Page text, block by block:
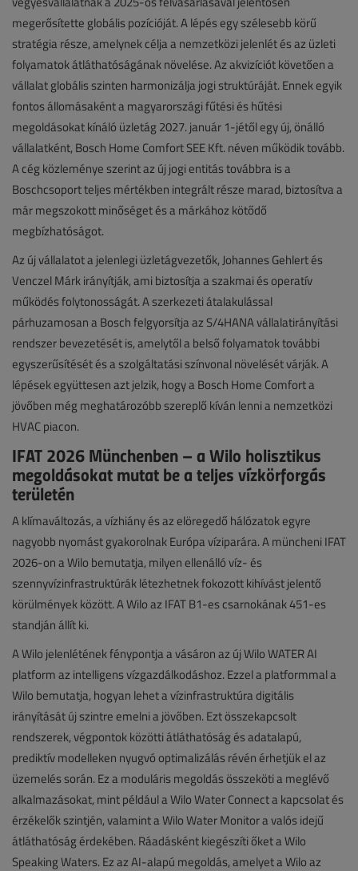
megerősítette globális pozícióját. A lépés egy szélesebb körű
stratégia része, amelynek célja a nemzetközi jelenlét és az üzleti
folyamatok átláthatóságának növelése. Az akvizíciót követően a
vállalat globális szinten harmonizálja jogi struktúráját. Ennek egyik
fontos állomásaként a magyarországi fűtési és hűtési
megoldásokat kínáló üzletág 2027. január 1-jétől egy új, önálló
vállalatként, Bosch Home Comfort SEE Kft. néven működik tovább.
A cég közleménye szerint az új jogi entitás továbbra is a
Boschcsoport teljes mértékben integrált része marad, biztosítva a
már megszokott minőséget és a márkához kötődő
megbízhatóságot.
Az új vállalatot a jelenlegi üzletágvezetők, Johannes Gehlert és
Venczel Márk irányítják, ami biztosítja a szakmai és operatív
működés folytonosságát. A szerkezeti átalakulással
párhuzamosan a Bosch felgyorsítja az S/4HANA vállalatirányítási
rendszer bevezetését is, amelytől a belső folyamatok további
egyszerűsítését és a szolgáltatási színvonal növelését várják. A
lépések együttesen azt jelzik, hogy a Bosch Home Comfort a
jövőben még meghatározóbb szereplő kíván lenni a nemzetközi
HVAC piacon.
IFAT 2026 Münchenben – a Wilo holisztikus
megoldásokat mutat be a teljes vízkörforgás
területén
A klímaváltozás, a vízhiány és az elöregedő hálózatok egyre
nagyobb nyomást gyakorolnak Európa víziparára. A müncheni IFAT
2026-on a Wilo bemutatja, milyen ellenálló víz- és
szennyvízinfrastruktúrák létezhetnek fokozott kihívást jelentő
körülmények között. A Wilo az IFAT B1-es csarnokának 451-es
standján állít ki.
A Wilo jelenlétének fénypontja a vásáron az új Wilo WATER AI
platform az intelligens vízgazdálkodáshoz. Ezzel a platformmal a
Wilo bemutatja, hogyan lehet a vízinfrastruktúra digitális
irányítását új szintre emelni a jövőben. Ezt összekapcsolt
rendszerek, végpontok közötti átláthatóság és adatalapú,
prediktív modelleken nyugvó optimalizálás révén érhetjük el az
üzemelés során. Ez a moduláris megoldás összeköti a meglévő
alkalmazásokat, mint például a Wilo Water Connect a kapcsolat és
érzékelők szintjén, valamint a Wilo Water Monitor a valós idejű
átláthatóság érdekében. Ráadásként kiegészíti őket a Wilo
Speaking Waters. Ez az AI-alapú megoldás, amelyet a Wilo az